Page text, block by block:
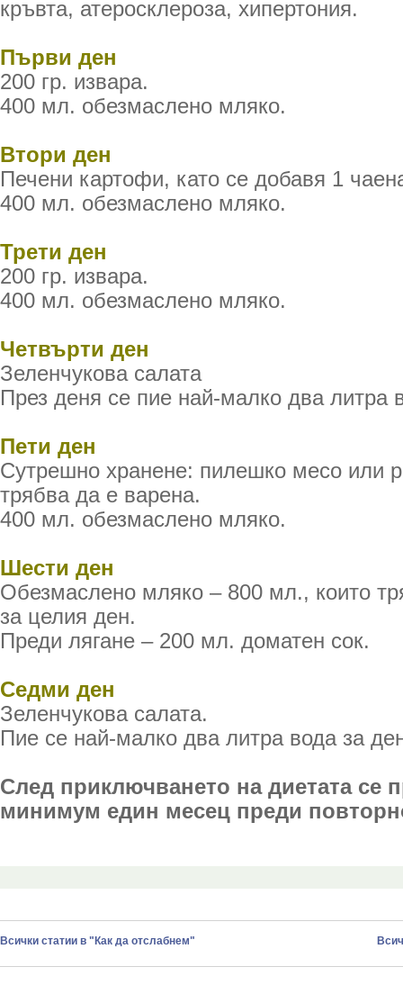
кръвта, атеросклероза, хипертония.
Първи ден
200 гр. извара.
400 мл. обезмаслено мляко.
Втори ден
Печени картофи, като се добавя 1
400 мл. обезмаслено мляко.
Трети ден
200 гр. извара.
400 мл. обезмаслено мляко.
Четвърти ден
Зеленчукова салата
През деня се пие най-малко два литра
Пети ден
Сутрешно хранене: пилешко месо или
трябва да е варена.
400 мл. обезмаслено мляко.
Шести ден
Обезмаслено мляко – 800 мл., които
за целия ден.
Преди лягане – 200 мл. доматен сок.
Седми ден
Зеленчукова салата.
Пие се най-малко два литра вода за
След приключването на диетата се
минимум един месец преди
Всички статии в "Как да отслабнем"